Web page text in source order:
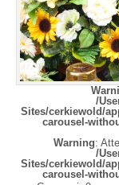
/
Sites/cerkiewold/
carousel-
Warning:
/
Sites/cerkiewold/
carousel-